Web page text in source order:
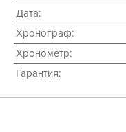
Дата:
Хронограф:
Хронометр:
Гарантия: